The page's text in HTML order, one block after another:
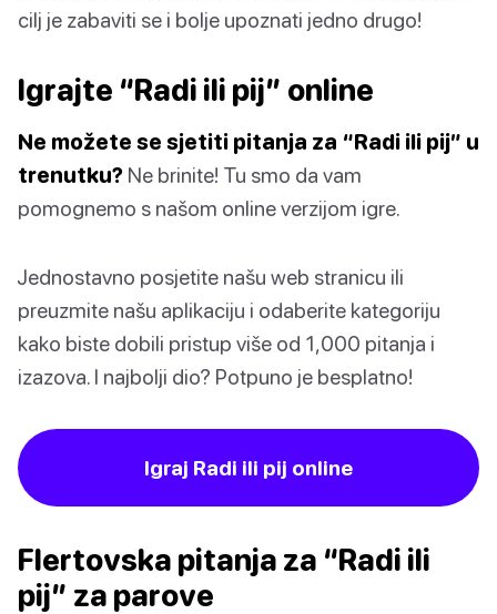
cilj je zabaviti se i bolje upoznati jedno drugo!
Igrajte “Radi ili pij” online
Ne možete se sjetiti pitanja za “Radi ili pij” u
trenutku? Ne brinite! Tu smo da vam
pomognemo s našom online verzijom igre.
Jednostavno posjetite našu web stranicu ili
preuzmite našu aplikaciju i odaberite kategoriju
kako biste dobili pristup više od 1,000 pitanja i
izazova. I najbolji dio? Potpuno je besplatno!
Igraj Radi ili pij online
Flertovska pitanja za “Radi ili
pij” za parove